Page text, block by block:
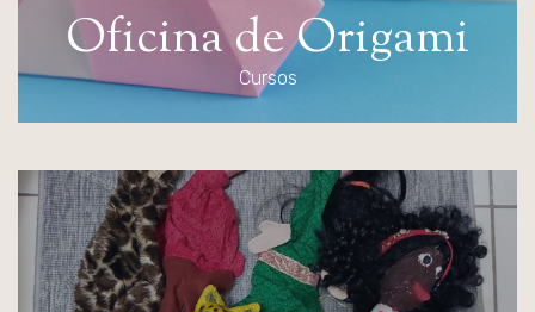
OficinadeOrigami
Cursos